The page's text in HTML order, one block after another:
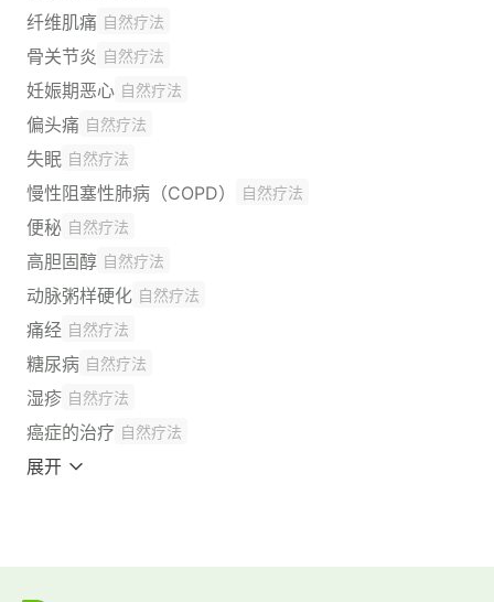
纤维肌痛 自然疗法
骨关节炎 自然疗法
妊娠期恶心 自然疗法
偏头痛 自然疗法
失眠 自然疗法
慢性阻塞性肺病（COPD） 自然疗法
便秘 自然疗法
高胆固醇 自然疗法
动脉粥样硬化 自然疗法
痛经 自然疗法
糖尿病 自然疗法
湿疹 自然疗法
癌症的治疗 自然疗法
展开